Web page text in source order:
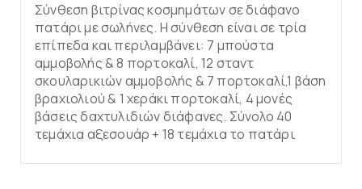
Σύνθεση βιτρίνας κοσμημάτων σε διάφανο
πατάρι με σωλήνες. Η σύνθεση είναι σε τρία
επίπεδα και περιλαμβάνει: 7 μπούστα
αμμοβολής & 8 πορτοκαλί, 12 σταντ
σκουλαρικιών αμμοβολής & 7 πορτοκαλί,1 βάση
βραχιολιού & 1 χεράκι πορτοκαλί, 4 μονές
βάσεις δαχτυλιδιών διάφανες. Σύνολο 40
τεμάχια αξεσουάρ + 18 τεμάχια το πατάρι